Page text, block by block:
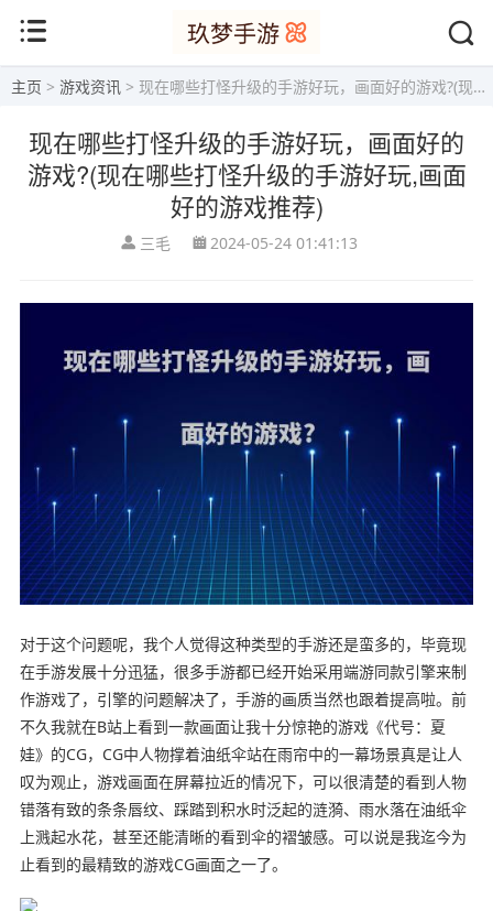
主页 > 游戏资讯 > 现在哪些打怪升级的手游好玩，画面好的游戏?(现在哪些打怪升级的手游好玩,画面好的游戏推荐)
现在哪些打怪升级的手游好玩，画面好的
游戏?(现在哪些打怪升级的手游好玩,画面
好的游戏推荐)
三毛 2024-05-24 01:41:13
对于这个问题呢，我个人觉得这种类型的手游还是蛮多的，毕竟现
在手游发展十分迅猛，很多手游都已经开始采用端游同款引擎来制
作游戏了，引擎的问题解决了，手游的画质当然也跟着提高啦。前
不久我就在B站上看到一款画面让我十分惊艳的游戏《代号：夏
娃》的CG，CG中人物撑着油纸伞站在雨帘中的一幕场景真是让人
叹为观止，游戏画面在屏幕拉近的情况下，可以很清楚的看到人物
错落有致的条条唇纹、踩踏到积水时泛起的涟漪、雨水落在油纸伞
上溅起水花，甚至还能清晰的看到伞的褶皱感。可以说是我迄今为
止看到的最精致的游戏CG画面之一了。